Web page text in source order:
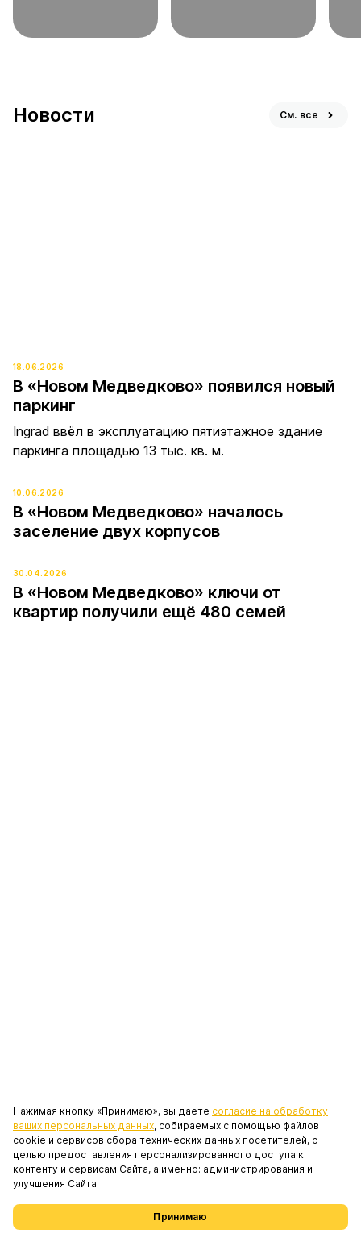
Проекты Выбрать недвижимость Избранное Меню
Новости См. все
18.06.2026
В «Новом Медведково» появился новый
паркинг
Ingrad ввёл в эксплуатацию пятиэтажное здание
паркинга площадью 13 тыс. кв. м.
10.06.2026
В «Новом Медведково» началось
заселение двух корпусов
30.04.2026
В «Новом Медведково» ключи от
квартир получили ещё 480 семей
Похожие проекты
Нажимая кнопку «Принимаю», вы даете согласие на обработку
ваших персональных данных, собираемых с помощью файлов
cookie и сервисов сбора технических данных посетителей, с
целью предоставления персонализированного доступа к
контенту и сервисам Сайта, а именно: администрирования и
улучшения Сайта
Принимаю